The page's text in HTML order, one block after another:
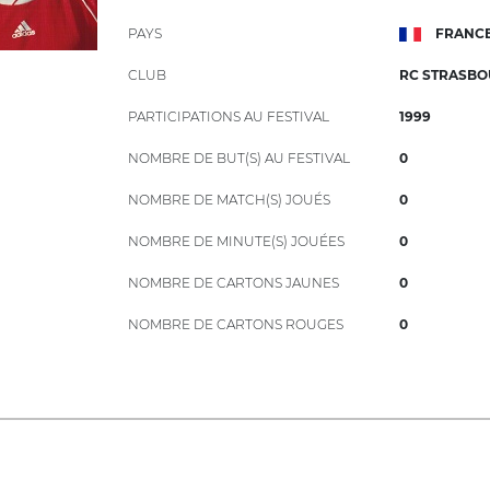
PAYS
CLUB RC
PARTICIPATIONS AU FESTIVAL 1999
NOMBRE DE BUT(S) AU FESTIVAL 0
NOMBRE DE MATCH(S) JOUÉS 0
NOMBRE DE MINUTE(S) JOUÉES 0
NOMBRE DE CARTONS JAUNES 0
NOMBRE DE CARTONS ROUGES 0